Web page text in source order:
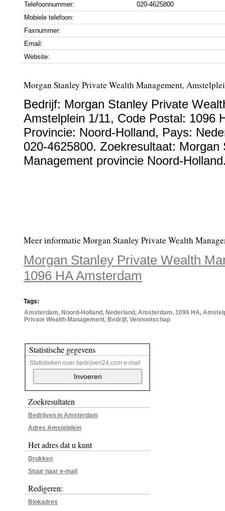
Telefoonnummer:
020-4625800
Mobiele telefoon:
Faxnummer:
Email:
Website:
Morgan Stanley Private Wealth Management,
Bedrijf: Morgan Stanley Private
Amstelplein 1/11, Code Postal: 1096
Provincie: Noord-Holland, Pays:
020-4625800. Zoekresultaat:
Management provincie Noord-
Meer informatie Morgan Stanley Private Wealth
Morgan Stanley Private Wealth
1096 HA Amsterdam
Tags:
Amsterdam, Noord-Holland, Nederland, Amsterdam, 1096 HA,
Private Wealth Management, Bedrijf, Vennootschap
Statistische gegevens
Statistieken over bedrijven24.com e-mail
Zoekresultaten
Bedrijven in Amsterdam
Adres Amstelplein
Het adres dat u kunt
Drukken
Stuur naar e-mail
Redigeren:
Blokadres